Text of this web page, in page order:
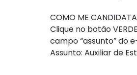
COMO ME
Clique no botão
campo “assunto” do
Assunto: Auxiliar de